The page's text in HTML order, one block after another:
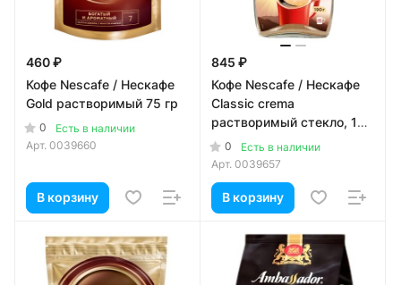
460 ₽
Кофе Nescafe / Нескафе
Gold растворимый 75 гр
0
Есть в наличии
Арт. 0039660
В корзину
845 ₽
Кофе Nescafe / Нескафе
Classic crema
растворимый стекло, 190
гр 0
Есть в наличии
Арт. 0039657
В корзину